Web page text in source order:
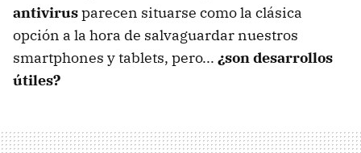
antivirusparecen situarse como la clásica
opción a la hora de salvaguardar nuestros
smartphones y tablets, pero... ¿son desarrollos
útiles?